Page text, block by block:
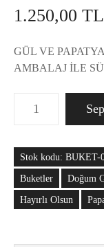
1.250,00 TL
GÜL VE
AMBALAJ İLE
G
İ
Stok kodu: BUKET-
Buketler
Doğum
Hayırlı Olsun